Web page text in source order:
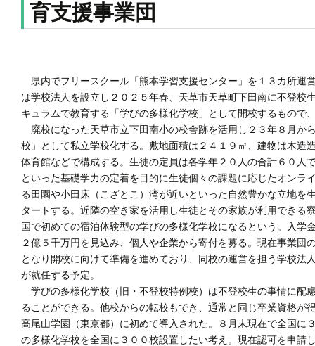
育支援事業団
県内でフリースクール「熊本学習支援センター」を１３カ所運
は学校法人を設立し２０２５年春、天草市天草町下田南に不登
キュラムで教育する「学びの多様化学校」として開校するもので
廃校になった天草市立下田南小の校舎跡を活用し２３年８月
校」として私立学校化する。敷地面積は２４１９㎡、建物は木
体育館などで構成する。生徒の定員は各学年２０人の合計６０
といった基礎学力の定着を目的に生徒個々の課題に応じたオン
る田園や小田床（こざとこ）湾が近いといった自然豊かな立地
タートする。近隣の空き家を活用し生徒とその家族が利用でき
国で初めての宿泊体験型の学びの多様化学校になるという。入
２億５千万円を見込み、個人や企業から寄付を募る。現在事業
となり開校に向けて準備を進めており、同校の運営を担う学校
が就任する予定。
学びの多様化学校（旧・不登校特例校）は不登校生の事情に配
ることができる。他校からの転校もでき、通常と同じ卒業資格
高尾山学園（東京都）に初めて導入された。８月末現在で全国
の多様化学校を全国に３００校設置したい考え。現在認可を申